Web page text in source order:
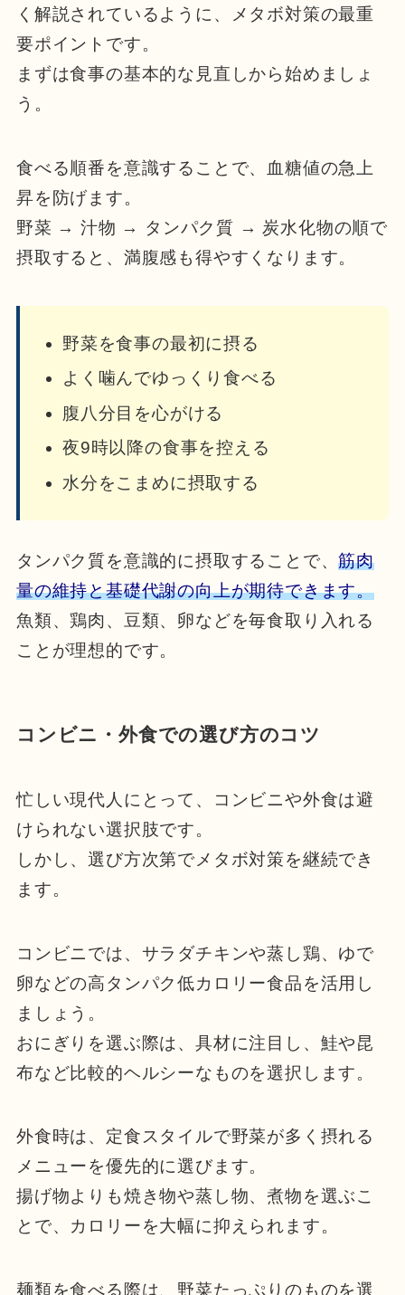
く解説されているように、メタボ対策の最重
要ポイントです。
まずは食事の基本的な見直しから始めましょ
う。
食べる順番を意識することで、血糖値の急上
昇を防げます。
野菜 → 汁物 → タンパク質 → 炭水化物の順で
摂取すると、満腹感も得やすくなります。
野菜を食事の最初に摂る
よく噛んでゆっくり食べる
腹八分目を心がける
夜9時以降の食事を控える
水分をこまめに摂取する
タンパク質を意識的に摂取することで、筋肉
量の維持と基礎代謝の向上が期待できます。
魚類、鶏肉、豆類、卵などを毎食取り入れる
ことが理想的です。
コンビニ・外食での選び方のコツ
忙しい現代人にとって、コンビニや外食は避
けられない選択肢です。
しかし、選び方次第でメタボ対策を継続でき
ます。
コンビニでは、サラダチキンや蒸し鶏、ゆで
卵などの高タンパク低カロリー食品を活用し
ましょう。
おにぎりを選ぶ際は、具材に注目し、鮭や昆
布など比較的ヘルシーなものを選択します。
外食時は、定食スタイルで野菜が多く摂れる
メニューを優先的に選びます。
揚げ物よりも焼き物や蒸し物、煮物を選ぶこ
とで、カロリーを大幅に抑えられます。
麺類を食べる際は、野菜たっぷりのものを選